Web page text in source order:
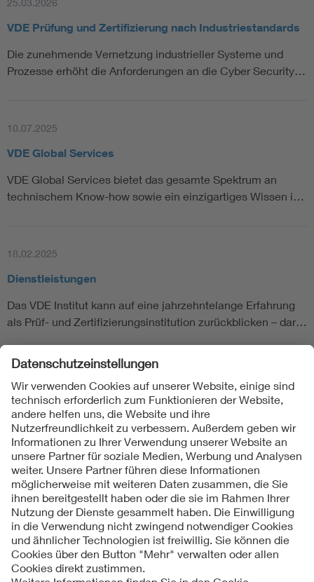
25.03.2026
VDE Prüfung und Zertifizierung nach Industriestandards
Die zunehmende Vernetzung industrieller Systeme und
Prozesse erhöht die Anforderungen an die Cyber Security…
10.07.2025
VDE Global Services
VDE Global Services bietet das gesamte Spektrum an
technischem Know-how sowie ein einzigartiges Wissen i…
18.02.2025
Dienstleistungen
Das VDE Institut kann auf eine jahrzehntelange Erfahrung
als Prüf- und Zertifizierungsinstitution zurückblicken – dar…
Folgen Sie uns
Kontakte
Service
Impressum